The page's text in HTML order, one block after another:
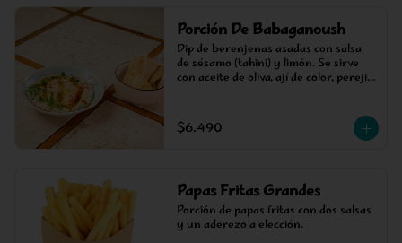
Porción De Babaganoush
Dip de berenjenas asadas con salsa
de sésamo (tahini) y limón. Se sirve
con aceite de oliva, ají de color, perejil
$6.490
Papas Fritas Grandes
Porción de papas fritas con dos salsas
y un aderezo a elección.